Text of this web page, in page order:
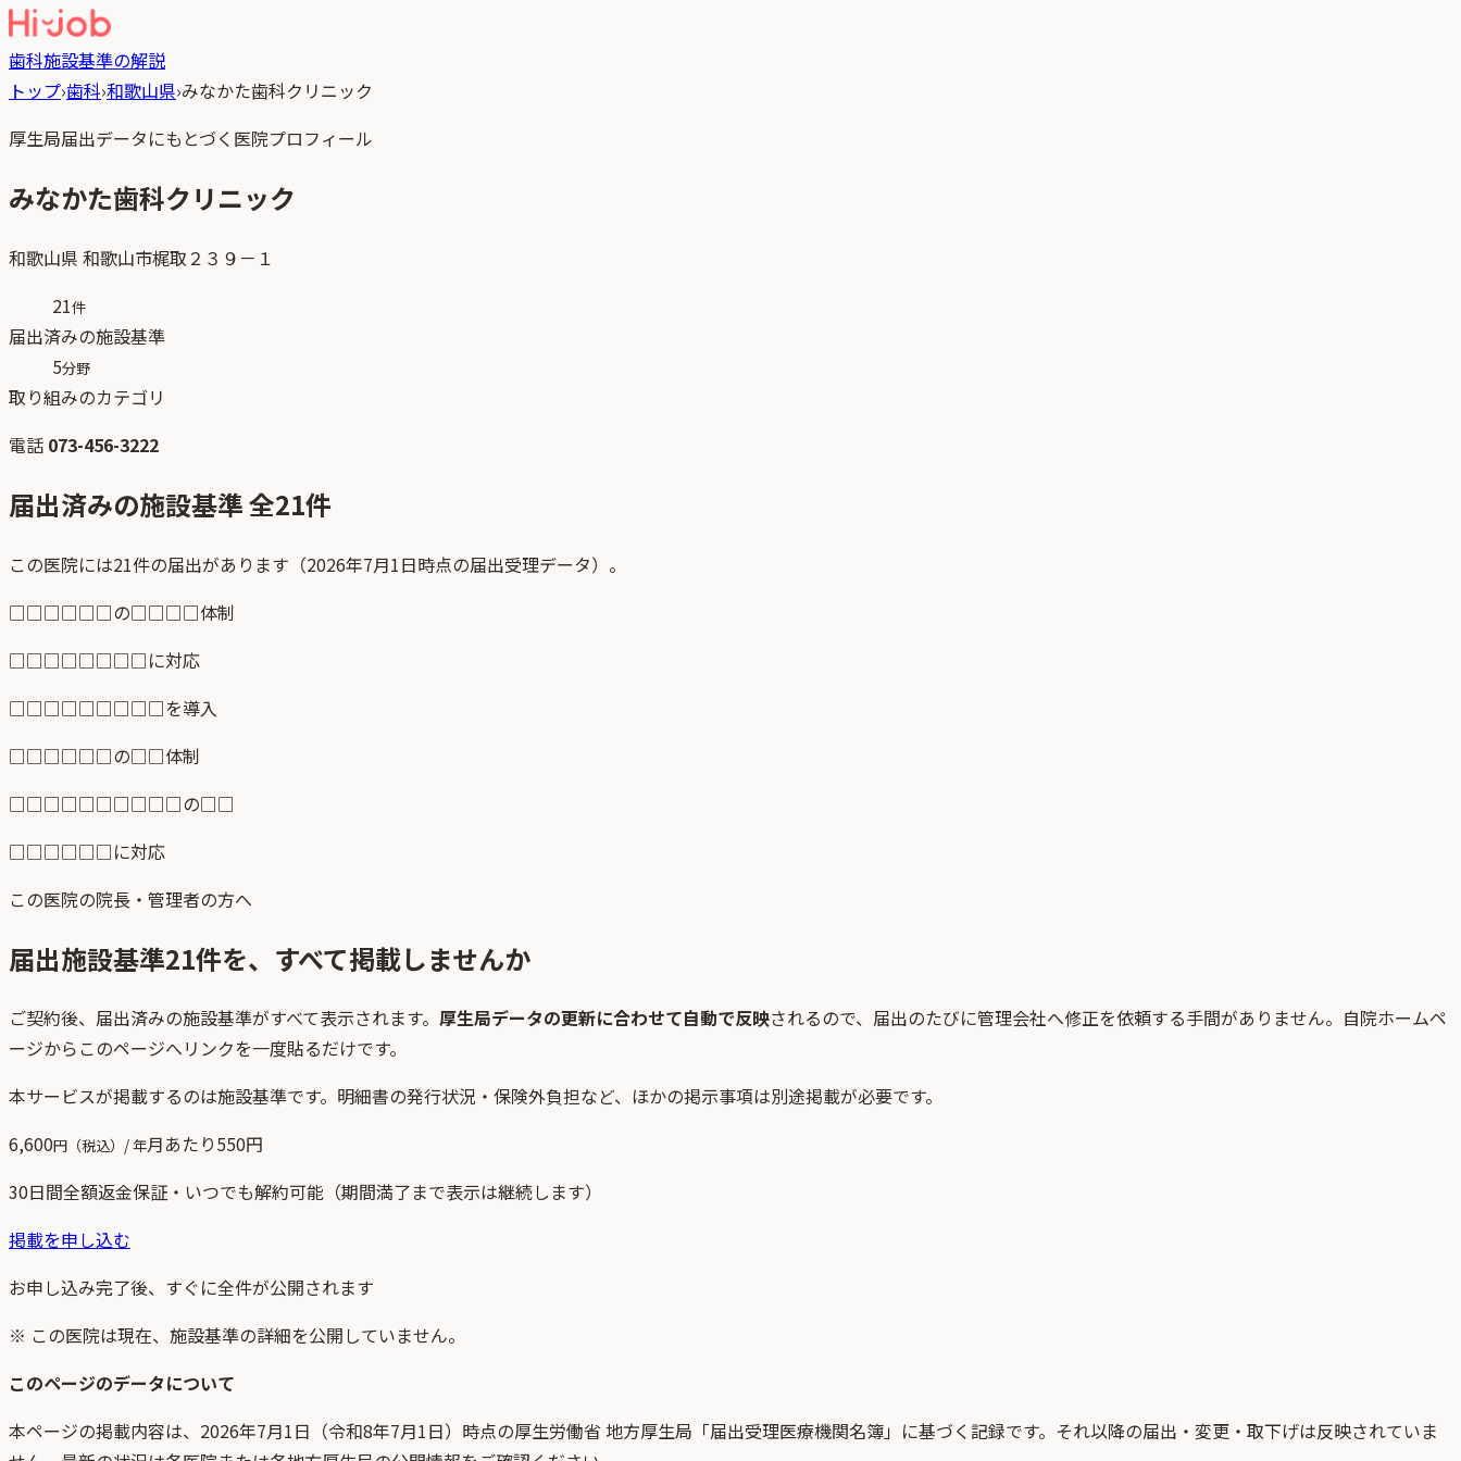
歯科施設基準の解説
トップ›歯科›和歌山県›みなかた歯科クリニック
厚生局届出データにもとづく医院プロフィール
みなかた歯科クリニック
和歌山県 和歌山市梶取２３９－１
21件
届出済みの施設基準
5分野
取り組みのカテゴリ
電話 073-456-3222
届出済みの施設基準 全21件
この医院には21件の届出があります（2026年7月1日時点の届出受理データ）。
□□□□□□の□□□□体制
□□□□□□□□に対応
□□□□□□□□□を導入
□□□□□□の□□体制
□□□□□□□□□□の□□
□□□□□□に対応
この医院の院長・管理者の方へ
届出施設基準21件を、すべて掲載しませんか
ご契約後、 届出済みの施設基準がすべて表示されます。 厚生局データの更新に合わせて自動で反映されるので、届出のたびに管理会社へ修正を依頼する手間がありません。自院ホームペ
ージからこのページへリンクを一度貼るだけです。
本サービスが掲載するのは施設基準です。明細書の発行状況・保険外負担など、ほかの掲示事項は別途掲載が必要です。
6,600円（税込）/ 年月あたり550円
30日間全額返金保証・いつでも解約可能（期間満了まで表示は継続します）
掲載を申し込む
お申し込み完了後、すぐに全件が公開されます
※ この医院は現在、施設基準の詳細を公開していません。
このページのデータについて
本ページの掲載内容は、 2026年7月1日 （令和8年7月1日）時点の厚生労働省 地方厚生局「届出受理医療機関名簿」 に基づく記録です。それ以降の届出・変更・取下げは反映されていま